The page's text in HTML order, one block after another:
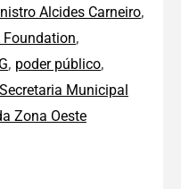
Alcides Carneiro,
Foundation,
, poder público,
Secretaria Municipal
Zona Oeste